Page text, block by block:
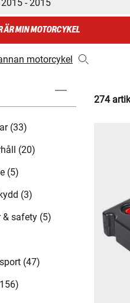
2015 - 2015
ÄR MIN MOTORCYKEL
motorcykel
(33)
(20)
(5)
(3)
& safety (5)
(47)
274